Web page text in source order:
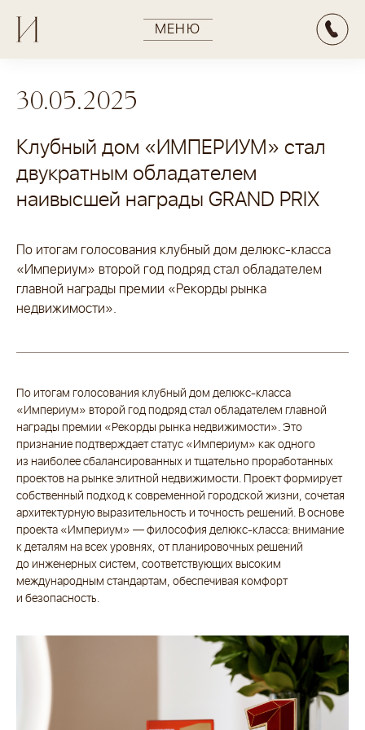
МЕНЮ
30.05.2025
Клубный дом «ИМПЕРИУМ» стал
двукратным обладателем
наивысшей награды GRAND PRIX
По итогам голосования клубный дом делюкс-класса
«Империум» второй год подряд стал обладателем
главной награды премии «Рекорды рынка
недвижимости».
По итогам голосования клубный дом делюкс-класса
«Империум» второй год подряд стал обладателем главной
награды премии «Рекорды рынка недвижимости». Это
признание подтверждает статус «Империум» как одного
из наиболее сбалансированных и тщательно проработанных
проектов на рынке элитной недвижимости. Проект формирует
собственный подход к современной городской жизни, сочетая
архитектурную выразительность и точность решений. В основе
проекта «Империум» — философия делюкс-класса: внимание
к деталям на всех уровнях, от планировочных решений
до инженерных систем, соответствующих высоким
международным стандартам, обеспечивая комфорт
и безопасность.
дома Империум
0 188
проекта
КОМФОРТА
ПАРКИНГ
продаж
ВЛ. 5,7
0 188
ЗВОНОК
свяжутся с вами